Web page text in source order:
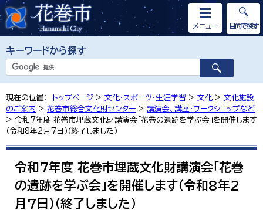
キーワードから探す
メニュー 目的で探す
現在の位置： トップページ > 文化・スポーツ・生涯学習 > 文化 > 文化施設
のご案内 > 花巻市総合文化財センター > 講演会、講座・ワークショップなど
> 令和7年度 花巻市埋蔵文化財講演会「花巻の遺跡を学ぶ会」を開催します
（令和8年2月7日）（終了しました）
令和7年度 花巻市埋蔵文化財講演会「花巻
の遺跡を学ぶ会」を開催します（令和8年2
月7日）（終了しました）